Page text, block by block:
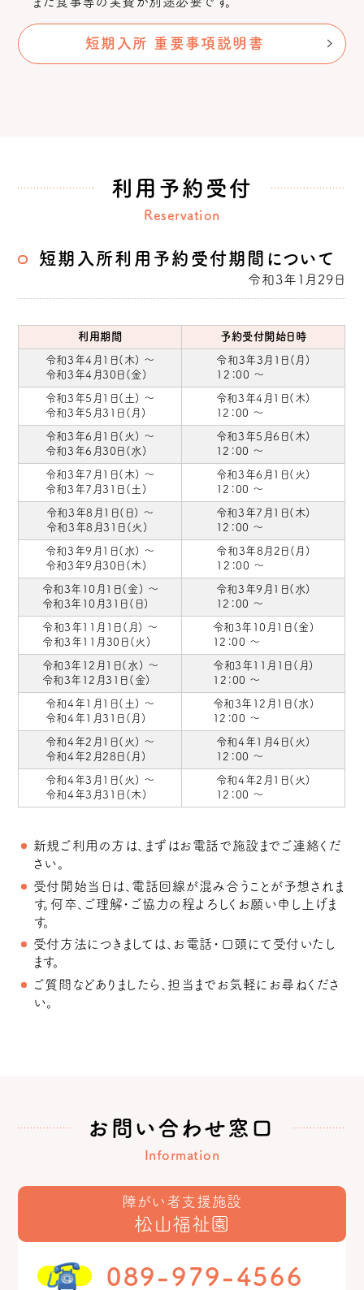
短期入所 重要事項説明書
利用予約受付
Reservation
短期入所利用予約受付期間 について
令和3年1月29日
利用期間 予約受付開始日時
令和3年4月1日(木) ～
令和3年4月30日(金)
令和3年3月1日(月)
12：00 ～
令和3年5月1日(土) ～
令和3年5月31日(月)
令和3年4月1日(木)
12：00 ～
令和3年6月1日(火) ～
令和3年6月30日(水)
令和3年5月6日(木)
12：00 ～
令和3年7月1日(木) ～
令和3年7月31日(土)
令和3年6月1日(火)
12：00 ～
令和3年8月1日(日) ～
令和3年8月31日(火)
令和3年7月1日(木)
12：00 ～
令和3年9月1日(水) ～
令和3年9月30日(木)
令和3年8月2日(月)
12：00 ～
令和3年10月1日(金) ～
令和3年10月31日(日)
令和3年9月1日(水)
12：00 ～
令和3年11月1日(月) ～
令和3年11月30日(火)
令和3年10月1日(金)
12：00 ～
令和3年12月1日(水) ～
令和3年12月31日(金)
令和3年11月1日(月)
12：00 ～
令和4年1月1日(土) ～
令和4年1月31日(月)
令和3年12月1日(水)
12：00 ～
令和4年2月1日(火) ～
令和4年2月28日(月)
令和4年1月4日(火)
12：00 ～
令和4年3月1日(火) ～
令和4年3月31日(木)
令和4年2月1日(火)
12：00 ～
新規ご利用の方は、まずはお電話で施設までご連絡くだ
さい。
受付開始当日は、電話回線が混み合うことが予想されま
す。何卒、ご理解・ご協力の程よろしくお願い申し上げま
す。
受付方法につきましては、お電話・口頭にて受付いたし
ます。
ご質問などありましたら、担当までお気軽にお尋ねくださ
い。
お問い合わせ窓口
Information
障がい者支援施設
松山福祉園
089-979-4566